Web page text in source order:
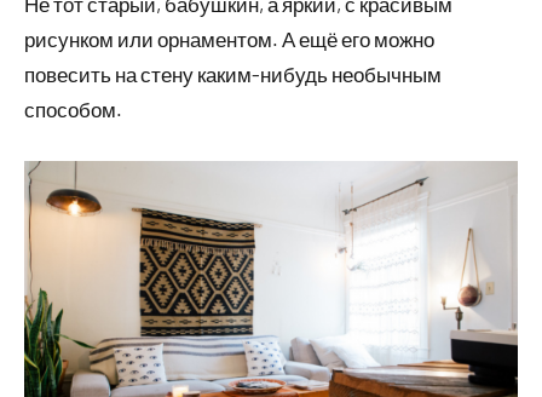
рисунком или орнаментом. А ещё его можно
повесить на стену каким-нибудь необычным
способом.